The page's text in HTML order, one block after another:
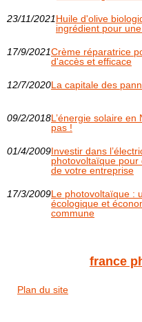
23/11/2021Huile d'olive
ingrédient pour
17/9/2021Crème réparatrice
d'accès et efficace
12/7/2020La capitale des
09/2/2018L’énergie solaire
pas !
01/4/2009Investir dans
photovoltaïque
de votre entreprise
17/3/2009Le photovoltaïque :
écologique et
commune
france
Plan du site